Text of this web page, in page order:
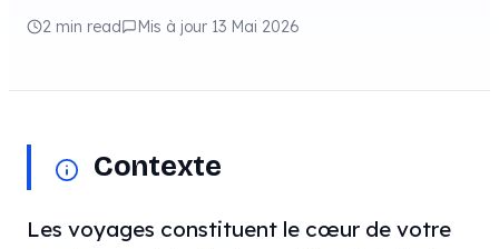
2 min read Mis à jour 13 Mai 2026
Contexte
Les voyages constituent le cœur de votre